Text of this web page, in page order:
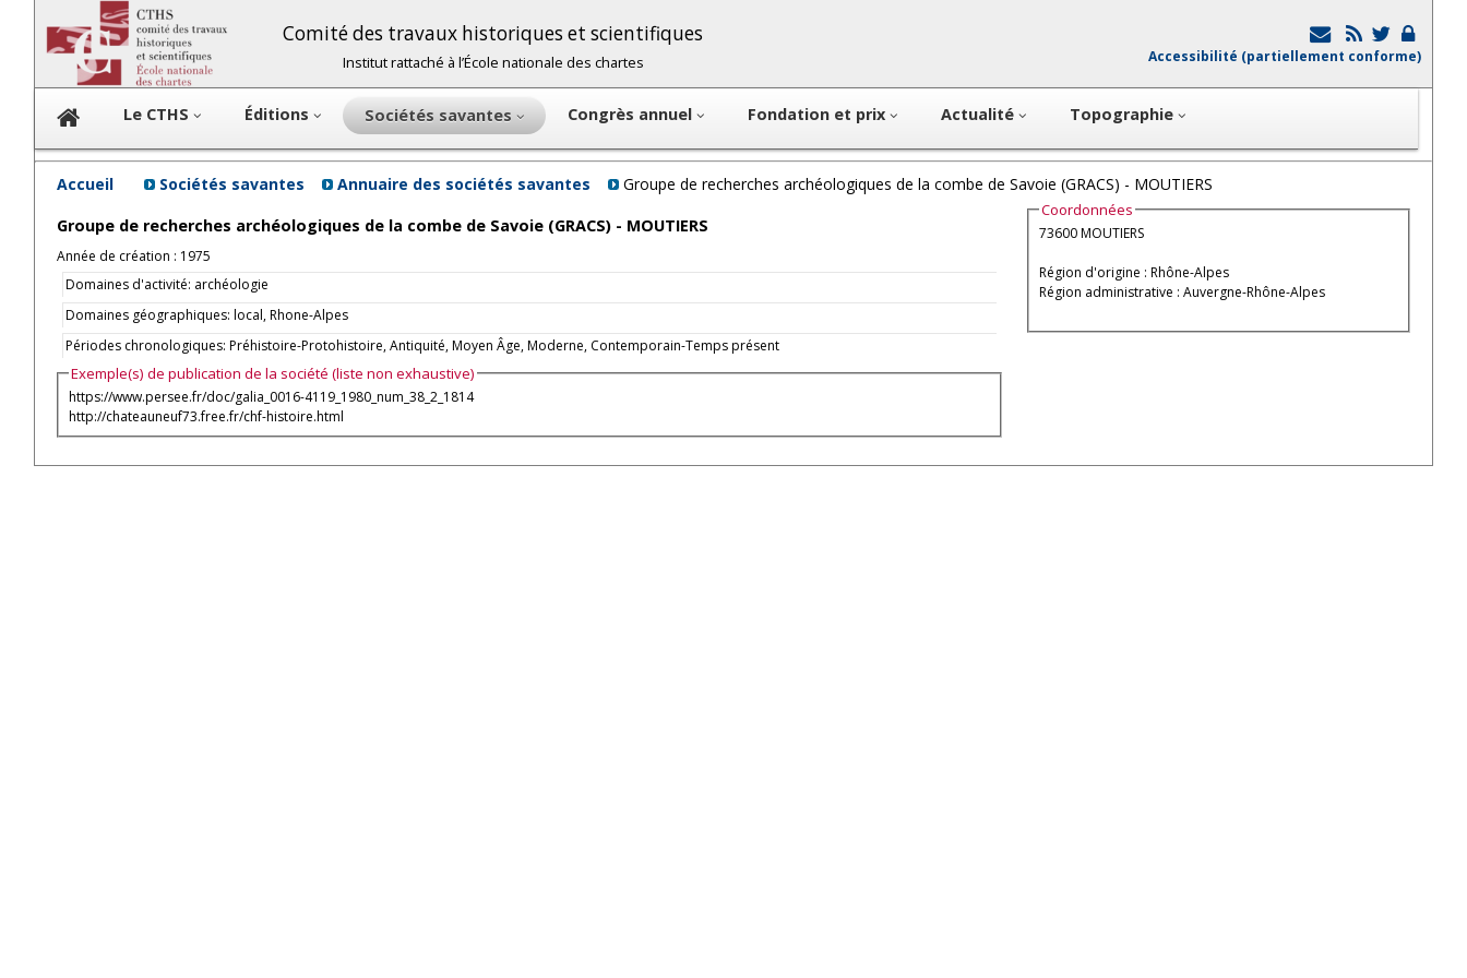
Comité des travaux historiques et scientifiques
Institut rattaché à l’École nationale des chartes Accessibilité (partiellement conforme)
Le CTHS Éditions Sociétés savantes Congrès annuel Fondation et prix Actualité Topographie
Accueil Sociétés savantes Annuaire des sociétés savantes
Groupe de recherches archéologiques de la combe de Savoie (GRACS) - MOUTIERS
Groupe de recherches archéologiques de la combe de Savoie (GRACS) - MOUTIERS
Année de création : 1975
Domaines d'activité: archéologie
Domaines géographiques: local, Rhone-Alpes
Périodes chronologiques: Préhistoire-Protohistoire, Antiquité, Moyen Âge, Moderne, Contemporain-Temps présent
Exemple(s) de publication de la société (liste non exhaustive)
https://www.persee.fr/doc/galia_0016-4119_1980_num_38_2_1814
http://chateauneuf73.free.fr/chf-histoire.html
Coordonnées
73600 MOUTIERS
Région d'origine : Rhône-Alpes
Région administrative : Auvergne-Rhône-Alpes